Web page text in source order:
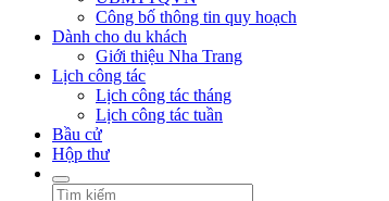
Công bố thông tin quy hoạch
Dành cho du khách
Giới thiệu Nha Trang
Lịch công tác
Lịch công tác tháng
Lịch công tác tuần
Bầu cử
Hộp thư